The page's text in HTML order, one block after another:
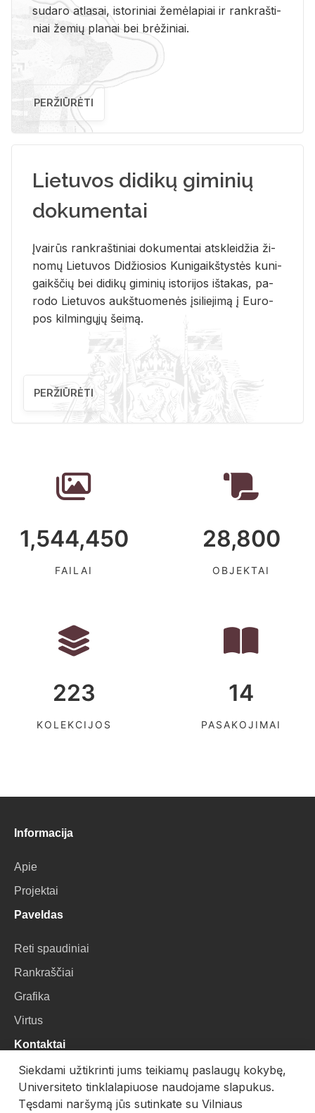
su­da­ro at­la­sai, is­to­ri­niai že­mė­la­piai ir rank­raš­ti­
niai že­mių pla­nai bei brė­ži­niai.
PERŽIŪRĖTI
Lietuvos didikų giminių
dokumentai
Įvai­rūs rank­raš­ti­niai do­ku­men­tai at­sklei­džia ži­
no­mų Lie­tu­vos Di­džio­sios Ku­ni­gaikš­tys­tės ku­ni­
gaikš­čių bei di­di­kų gi­mi­nių is­to­ri­jos iš­ta­kas, pa­
ro­do Lie­tu­vos aukš­tuo­me­nės įsi­lie­ji­mą į Eu­ro­
pos kil­min­gų­jų šei­mą.
PERŽIŪRĖTI
1,544,450
FAILAI
28,800
OBJEKTAI
223
KOLEKCIJOS
14
PASAKOJIMAI
Informacija
Apie
Projektai
Paveldas
Reti spaudiniai
Rankraščiai
Grafika
Virtus
Kontaktai
VU Biblioteka
Universiteto g. 3, LT-01122, Vilnius
Siekdami užtikrinti jums teikiamų paslaugų kokybę,
Universiteto tinklalapiuose naudojame slapukus.
Tęsdami naršymą jūs sutinkate su Vilniaus